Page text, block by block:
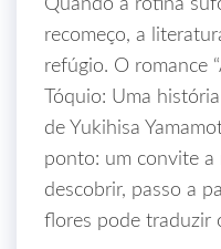
Quando a rotina
recomeço, a
refúgio. O romance
Tóquio: Uma
de Yukihisa
ponto: um convite a
descobrir, passo a
flores pode traduzir